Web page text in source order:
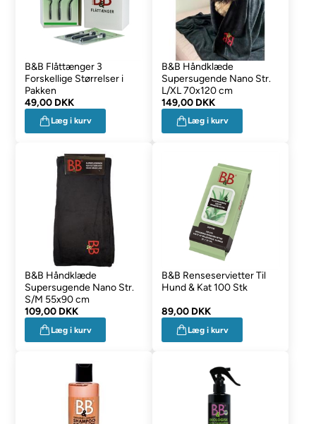
B&B Flåttænger 3
Forskellige Størrelser i
Pakken
49,00 DKK
Læg i kurv
B&B Håndklæde
Supersugende Nano Str.
L/XL 70x120 cm
149,00 DKK
Læg i kurv
B&B Håndklæde
Supersugende Nano Str.
S/M 55x90 cm
109,00 DKK
Læg i kurv
B&B Renseservietter Til
Hund & Kat 100 Stk
89,00 DKK
Læg i kurv